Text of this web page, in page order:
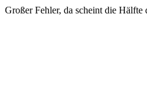
Großer Fehler, da scheint die Hälfte